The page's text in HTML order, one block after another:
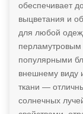
обеспечивает
выцветания и
для любой
перламутровым
популярными
внешнему виду
ткани —
солнечных